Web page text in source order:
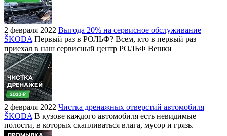
2 февраля 2022 Выгода 20% на сервисное обслуживание
ŠKODA Первый раз в РОЛЬФ? Всем, кто в первый раз
приехал в наш сервисный центр РОЛЬФ Вешки
2 февраля 2022 Чистка дренажных отверстий автомобиля
ŠKODA В кузове каждого автомобиля есть невидимые
полости, в которых скапливаться влага, мусор и грязь.